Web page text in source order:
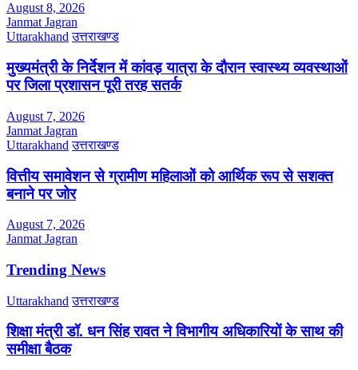
August 8, 2026
Janmat Jagran
Uttarakhand उत्तराखण्ड
मुख्यमंत्री के निर्देशन में कांवड़ यात्रा के दौरान स्वास्थ्य व्यवस्थाओं
पर जिला प्रशासन पूरी तरह सतर्क
August 7, 2026
Janmat Jagran
Uttarakhand उत्तराखण्ड
वित्तीय समावेशन से ग्रामीण महिलाओं को आर्थिक रूप से सशक्त
बनाने पर जोर
August 7, 2026
Janmat Jagran
Trending News
Uttarakhand उत्तराखण्ड
शिक्षा मंत्री डॉ. धन सिंह रावत ने विभागीय अधिकारियों के साथ की
समीक्षा बैठक